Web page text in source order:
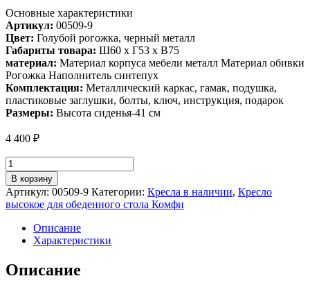
Основные характеристики
Артикул: 00509-9
Цвет: Голубой рогожка, черный металл
Габариты товара: Ш60 х Г53 х В75
материал: Материал корпуса мебели металл Материал обивки
Рогожка Наполнитель синтепух
Комплектация: Металлический каркас, гамак, подушка,
пластиковые заглушки, болты, ключ, инструкция, подарок
Размеры: Высота сиденья-41 см
4 400 ₽
Количество
товара
Кресло
для
обеденного
стола
Лофтовик
Комфи
+
рогожка
В корзину
Артикул: 00509-9 Категории: Кресла в наличии, Кресло
высокое для обеденного стола Комфи
Описание
Характеристики
Описание